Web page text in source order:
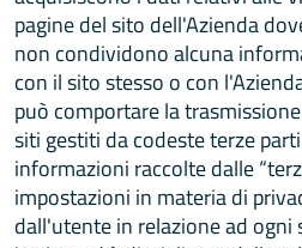
pagine del sito dell'Azienda
non condividono alcuna
con il sito stesso o con
può comportare la
siti gestiti da codeste terze
informazioni raccolte dalle
impostazioni in materia di
dall'utente in relazione ad